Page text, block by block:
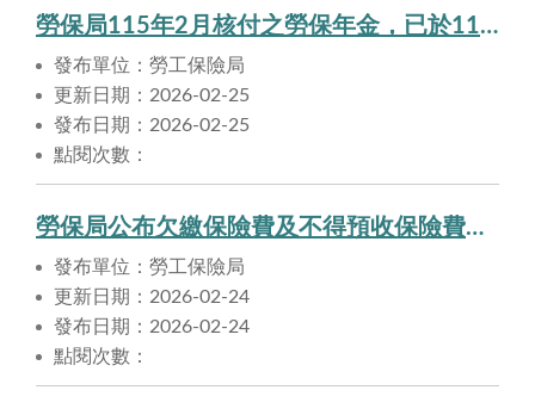
勞保局115年2月核付之勞保年金，已於115年2月25日匯入申請人帳戶。
發布單位：勞工保險局
更新日期：2026-02-25
發布日期：2026-02-25
點閱次數：
勞保局公布欠繳保險費及不得預收保險費之職業工會名單，提醒勞工注意自身權益
發布單位：勞工保險局
更新日期：2026-02-24
發布日期：2026-02-24
點閱次數：